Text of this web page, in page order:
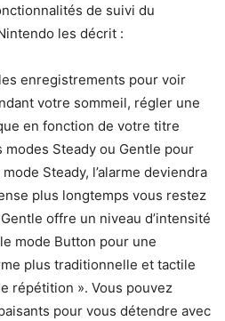
de suivi du
les décrit :
enregistrements pour voir
votre sommeil, régler une
en fonction de votre titre
Steady ou Gentle pour
Steady, l’alarme deviendra
plus longtemps vous restez
offre un niveau d’intensité
mode Button pour une
plus traditionnelle et tactile
répétition ». Vous pouvez
pour vous détendre avec